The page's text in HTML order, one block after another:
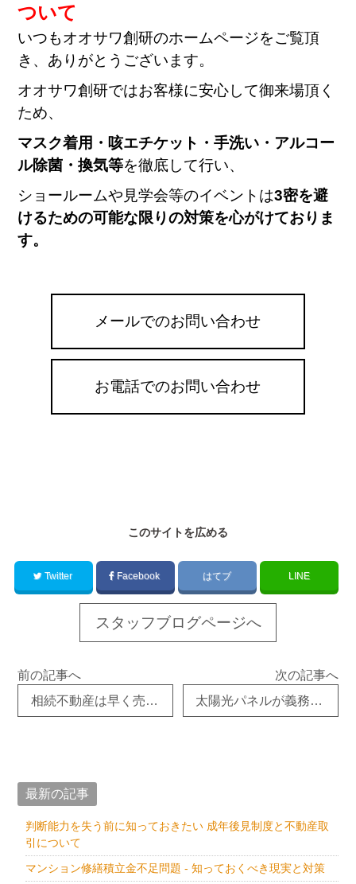
ついて
いつもオオサワ創研のホームページをご覧頂
き、ありがとうございます。
オオサワ創研ではお客様に安心して御来場頂く
ため、
マスク着用・咳エチケット・手洗い・アルコー
ル除菌・換気等を徹底して行い、
ショールームや 見学会等のイベントは3密を避
けるための可能な限りの対策を心がけておりま
す。
メールでのお問い合わせ
お電話でのお問い合わせ
このサイトを広める
Twitter Facebook はてブ LINE
スタッフブログページへ
前の記事へ
相続不動産は早く売却した方が絶対にお得！ 何故なら・・・
次の記事へ
太陽光パネルが義務化？
最新の記事
判断能力を失う前に知っておきたい 成年後見制度と不動産取
引について
マンション修繕積立金不足問題 - 知っておくべき現実と対策